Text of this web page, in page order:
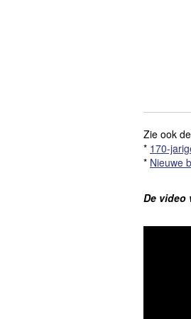
Zie ook
* 170-
* Nieuwe
De video